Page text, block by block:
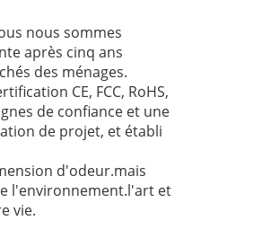
nous sommes
après cinq ans
des ménages.
CE, FCC, RoHS,
de confiance et une
de projet, et établi
d'odeur.mais
l'environnement.l'art et
vie.